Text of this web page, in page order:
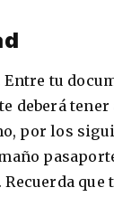
Entre tu
deberá
por los
Recuerda